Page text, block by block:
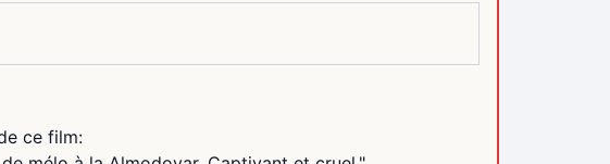
ce film: